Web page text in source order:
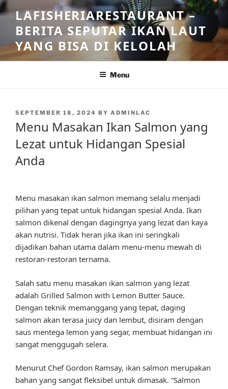
Skip
to
content
LAFISHERIARESTAURANT –
BERITA SEPUTAR IKAN LAUT
YANG BISA DI KELOLAH
Menu
POSTED
SEPTEMBER 18, 2024 BY ADMINLAC
Menu Masakan Ikan Salmon yang
Lezat untuk Hidangan Spesial
Anda
Menu masakan ikan salmon memang selalu menjadi
pilihan yang tepat untuk hidangan spesial Anda. Ikan
salmon dikenal dengan dagingnya yang lezat dan kaya
akan nutrisi. Tidak heran jika ikan ini seringkali
dijadikan bahan utama dalam menu-menu mewah di
restoran-restoran ternama.
Salah satu menu masakan ikan salmon yang lezat
adalah Grilled Salmon with Lemon Butter Sauce.
Dengan teknik memanggang yang tepat, daging
salmon akan terasa juicy dan lembut, disiram dengan
saus mentega lemon yang segar, membuat hidangan ini
sangat menggugah selera.
Menurut Chef Gordon Ramsay, ikan salmon merupakan
bahan yang sangat fleksibel untuk dimasak. “Salmon